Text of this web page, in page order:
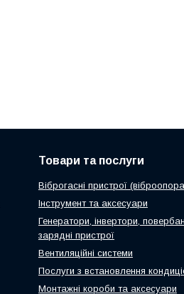
Товари та послуги
Віброгасні пристрої
Інструмент та аксесуари
Генератори, інвертори,
зарядні пристрої
Вентиляційні системи
Послуги з встановлення
Монтажні короби та аксесуари